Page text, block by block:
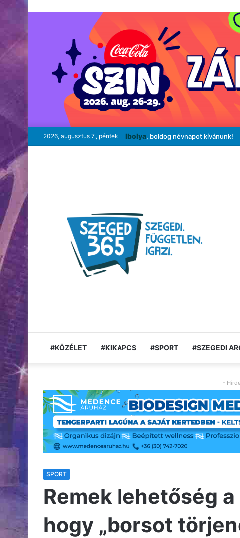
2026, augusztus 7., péntek Ibolya, boldog névnapot kívánunk!
#KÖZÉLET #KIKAPCS #SPORT #SZEGEDI
-
SPORT
Remek lehetőség
hogy „borsot